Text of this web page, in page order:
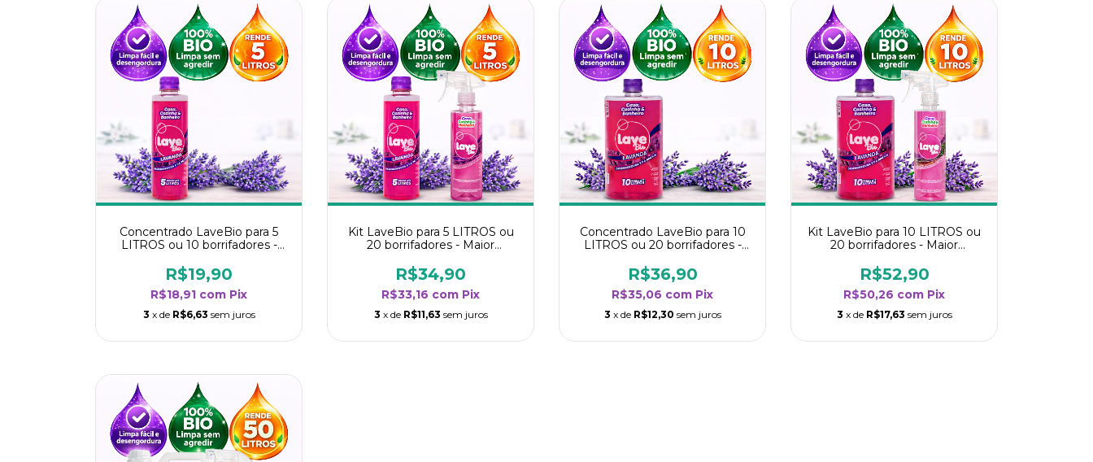
Concentrado LaveBio para 5
LITROS ou 10 borrifadores -
- Lavanda
R$19,90
R$18,91 com Pix
3 x de R$6,63 sem juros
Kit LaveBio para 5 LITROS ou
20 borrifadores - Maior
Lavanda
R$34,90
R$33,16 com Pix
3 x de R$11,63 sem juros
Concentrado LaveBio para 10
LITROS ou 20 borrifadores -
- Lavanda
R$36,90
R$35,06 com Pix
3 x de R$12,30 sem juros
Kit LaveBio para 10 LITROS ou
20 borrifadores - Maior
Lavanda
R$52,90
R$50,26 com Pix
3 x de R$17,63 sem juros